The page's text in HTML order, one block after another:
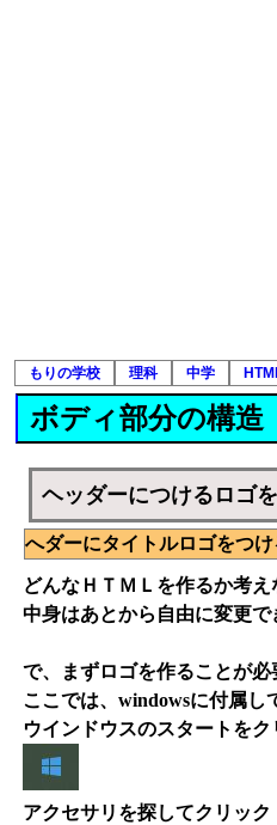
もりの学校 理科 中学
ボディ部分の構造
ヘッダーにつけるロゴ
へダーにタイトルロゴをつ
どんなＨＴＭＬを作るか考え
中身はあとから自由に変更で
で、まずロゴを作ることが必
ここでは、windowsに付属し
ウインドウスのスタートをク
アクセサリを探してクリック